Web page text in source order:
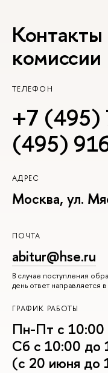
комиссии
ТЕЛЕФОН
+7 (495)
(495)
АДРЕС
Москва, ул.
ПОЧТА
abitur@hse.ru
В случае поступления
день ответ направляется
ГРАФИК РАБОТЫ
Пн-Пт с 10:00
Сб с 10:00 до
(с 20 июня до